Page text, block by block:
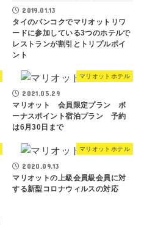
2019.01.13
タイのバンコクでマリオットリワ
ードに参加している3つのホテルで
レストランが割引とトリプルポイ
ント
マリオットホテル
2021.05.29
マリオット 会員限定プラン ボ
ーナスポイント宿泊プラン 予約
は6月30日まで
マリオットホテル
2020.09.13
マリオットの上級会員級会員に対
する新型コロナウィルスの対応